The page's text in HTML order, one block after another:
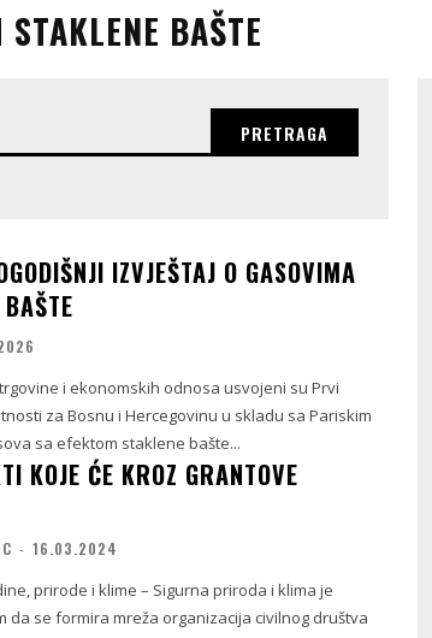
BAŠTE
PRETRAGA
IZVJEŠTAJ O GASOVIMA
i ekonomskih odnosa usvojeni su Prvi
za Bosnu i Hercegovinu u skladu sa Pariskim
sa efektom staklene bašte...
KOJE ĆE KROZ GRANTOVE
- 16.03.2024
prirode i klime – Sigurna priroda i klima je
da se formira mreža organizacija civilnog društva